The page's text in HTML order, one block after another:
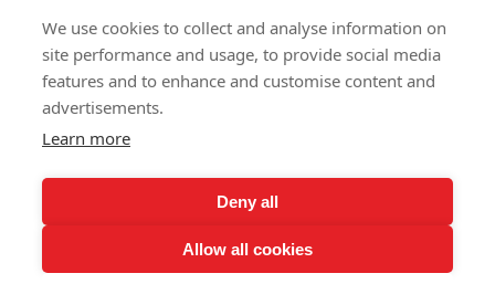
FAQ
Video mit dem Montagevorgang
Zertifizierungs
Verkauf
Einladung zur Ausstellung
Datenschutzrichtlinie
Registrierung lebenslange Garantie
We use cookies to collect and analyse information on
site performance and usage, to provide social media
features and to enhance and customise content and
advertisements.
Learn more
Deny all
Allow all cookies